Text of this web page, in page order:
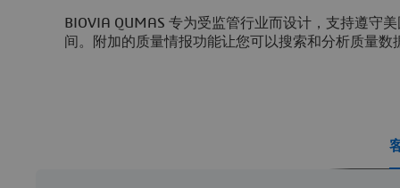
BIOVIA QUMAS 专为受监管行业而设计，支持遵守
间。附加的质量情报功能让您可以搜索和分析质量